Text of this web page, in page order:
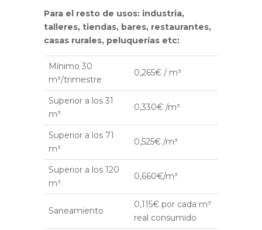
Para el resto de usos: industria,
talleres, tiendas, bares, restaurantes,
casas rurales, peluquerías etc:
Mínimo 30
m³/trimestre
0,265€ / m³
Superior a los 31
m³
0,330€ /m³
Superior a los 71
m³
0,525€ /m³
Superior a los 120
m³
0,660€/m³
Saneamiento
0,115€ por cada m³
real consumido